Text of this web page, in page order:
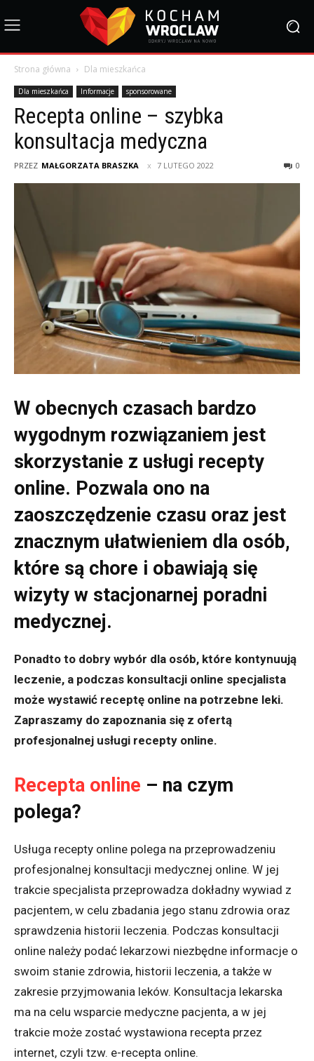
Strona główna Dla mieszkańca
Dla mieszkańca Informacje sponsorowane
Recepta online – szybka
konsultacja medyczna
PRZEZ MAŁGORZATA BRASZKA 7 LUTEGO 2022 0
W obecnych czasach bardzo
wygodnym rozwiązaniem jest
skorzystanie z usługi recepty
online. Pozwala ono na
zaoszczędzenie czasu oraz jest
znacznym ułatwieniem dla osób,
które są chore i obawiają się
wizyty w stacjonarnej poradni
medycznej.
Ponadto to dobry wybór dla osób, które kontynuują
leczenie, a podczas konsultacji online specjalista
może wystawić receptę online na potrzebne leki.
Zapraszamy do zapoznania się z ofertą
profesjonalnej usługi recepty online.
Recepta online – na czym
polega?
Usługa recepty online polega na przeprowadzeniu
profesjonalnej konsultacji medycznej online. W jej
trakcie specjalista przeprowadza dokładny wywiad z
pacjentem, w celu zbadania jego stanu zdrowia oraz
sprawdzenia historii leczenia. Podczas konsultacji
online należy podać lekarzowi niezbędne informacje o
swoim stanie zdrowia, historii leczenia, a także w
zakresie przyjmowania leków. Konsultacja lekarska
ma na celu wsparcie medyczne pacjenta, a w jej
trakcie może zostać wystawiona recepta przez
internet, czyli tzw. e-recepta online.